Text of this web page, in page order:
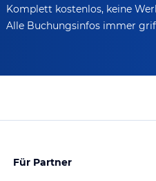
Komplett kostenlos, keine
Alle Buchungsinfos immer
Für Partner